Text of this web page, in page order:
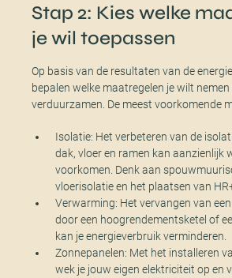
Stap 2: Kies welke
je wil toepassen
Op basis van de resultaten van de
bepalen welke maatregelen je wilt nemen
verduurzamen. De meest voorkomende
Isolatie: Het verbeteren van de
dak, vloer en ramen kan aanzienlijk
voorkomen. Denk aan
vloerisolatie en het plaatsen van
Verwarming: Het vervangen van
door een hoogrendementsketel of
kan je energieverbruik verminderen.
Zonnepanelen: Met het installeren
wek je jouw eigen elektriciteit op en